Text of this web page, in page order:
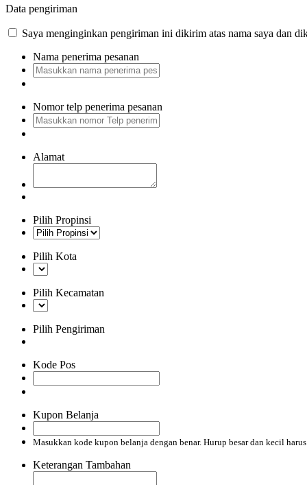
Data pengiriman
Saya menginginkan pengiriman ini dikirim atas nama saya dan
Nama penerima pesanan
Nomor telp penerima pesanan
Alamat
Pilih Propinsi
Pilih Kota
Pilih Kecamatan
Pilih Pengiriman
Kode Pos
Kupon Belanja
Masukkan kode kupon belanja dengan benar. Hurup besar dan kecil harus
Keterangan Tambahan